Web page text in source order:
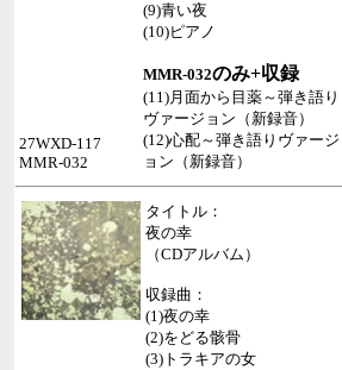
(9)青い夜
(10)ピアノ
MMR-032のみ+収録
(11)月面から目薬～弾き語り
ヴァージョン（新録音）
(12)心配～弾き語りヴァージ
ョン（新録音）
27WXD-117
MMR-032
タイトル：
夜の幸
（CDアルバム）
収録曲：
(1)夜の幸
(2)をどる骸骨
(3)トラキアの女